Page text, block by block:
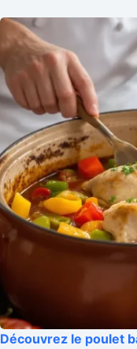
Découvrez le poulet